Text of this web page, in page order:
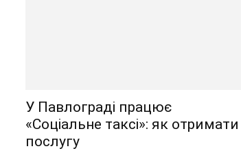
У Павлограді працює
«Соціальне таксі»: як отримати
послугу